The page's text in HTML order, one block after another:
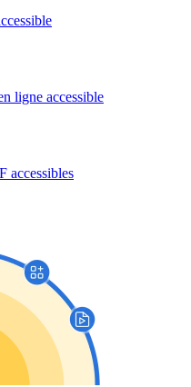
ligne accessible
accessibles